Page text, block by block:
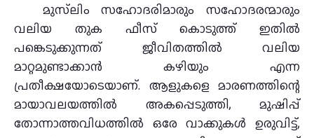
മുസ്‌ലിം സഹോദരിമാരും സഹോദരന്മാരും
വലിയ തുക ഫീസ് കൊടുത്ത് ഇതില്‍
പങ്കെടുക്കുന്നത് ജീവിതത്തില്‍ വലിയ
മാറ്റമുണ്ടാക്കാന്‍ കഴിയും എന്ന
പ്രതീക്ഷയോടെയാണ്. ആളുകളെ മാരണത്തിന്റെ
മായാവലയത്തില്‍ അകപ്പെടുത്തി, മുഷിപ്പ്
തോന്നാത്തവിധത്തില്‍ ഒരേ വാക്കുകള്‍ ഉരുവിട്ട്,